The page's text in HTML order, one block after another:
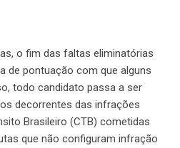
o fim das faltas eliminatórias
de pontuação com que alguns
todo candidato passa a ser
decorrentes das infrações
Brasileiro (CTB) cometidas
que não configuram infração